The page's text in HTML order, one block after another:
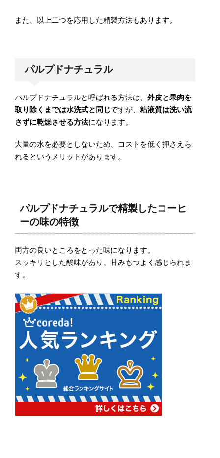
また、以上二つを応用した精製方法もあります。
パルプドナチュラル
パルプドナチュラルと呼ばれる方法は、 外皮と果肉を
取り除くまでは水洗式と同じですが、 粘液質は洗い流
さずに乾燥させる方法になります。
大量の水を必要としないため、コストを低く押さえら
れるというメリットがあります。
パルプドナチュラルで精製したコーヒ
ーの味の特徴
両方の良いところをとった味になります。
スッキリとした酸味があり、甘みもつよく感じられま
す。